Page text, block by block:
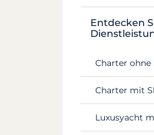
Kroatien
Antillen
Canal du Midi
Einrumpf-
Motoryacht
Hausboot
Entdecken
Charter ohne
Charter mit
Luxusyacht